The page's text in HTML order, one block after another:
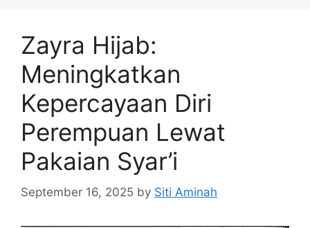
Zayra Hijab:
Meningkatkan
Kepercayaan Diri
Perempuan Lewat
Pakaian Syar’i
September 16, 2025 by Siti Aminah